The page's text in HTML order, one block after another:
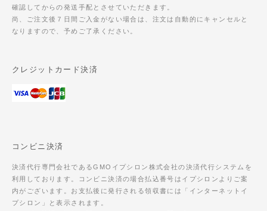
確認してからの発送手配とさせていただきます。
尚、ご注文後７日間ご入金がない場合は、注文は自動的にキャンセルと
なりますので、予めご了承ください。
クレジットカード決済
コンビニ決済
決済代行専門会社であるGMOイプシロン株式会社の決済代行システムを
利用しております。コンビニ決済の場合払込番号はイプシロンよりご案
内がございます。お支払後に発行される領収書には「インターネットイ
プシロン」と表示されます。